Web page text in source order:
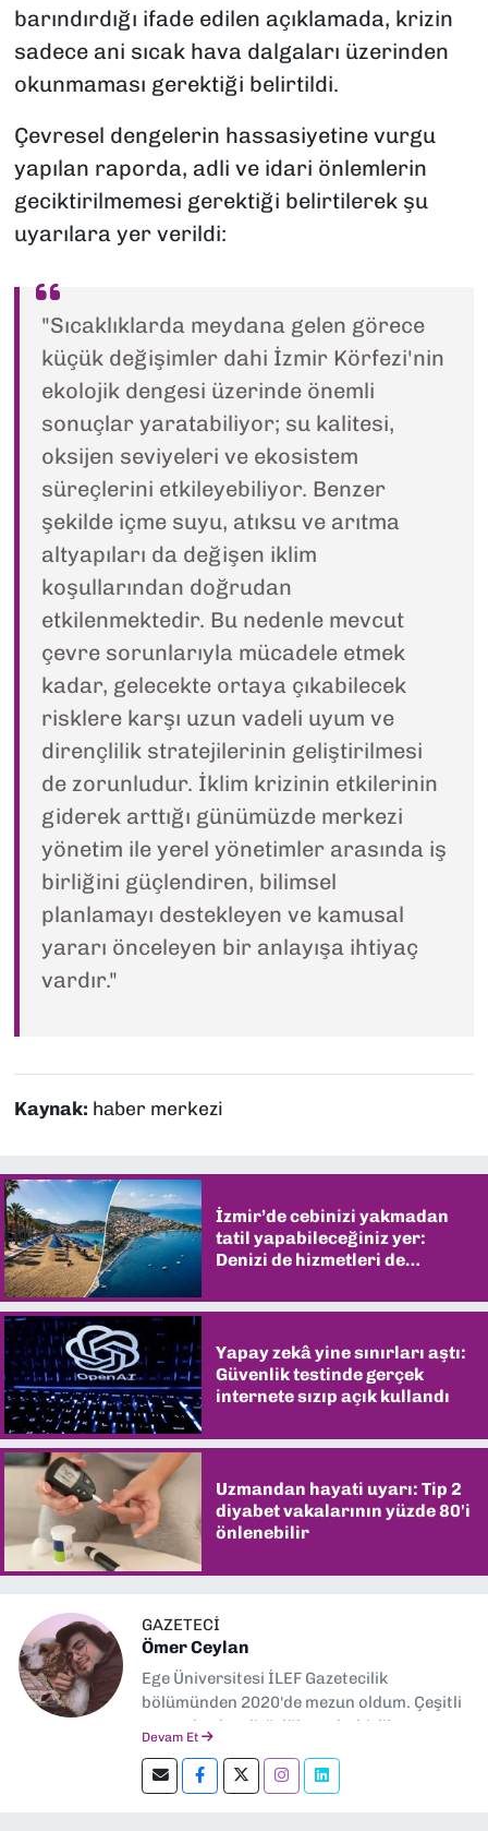
barındırdığı ifade edilen açıklamada, krizin
sadece ani sıcak hava dalgaları üzerinden
okunmaması gerektiği belirtildi.
Çevresel dengelerin hassasiyetine vurgu
yapılan raporda, adli ve idari önlemlerin
geciktirilmemesi gerektiği belirtilerek şu
uyarılara yer verildi:
"Sıcaklıklarda meydana gelen görece
küçük değişimler dahi İzmir Körfezi'nin
ekolojik dengesi üzerinde önemli
sonuçlar yaratabiliyor; su kalitesi,
oksijen seviyeleri ve ekosistem
süreçlerini etkileyebiliyor. Benzer
şekilde içme suyu, atıksu ve arıtma
altyapıları da değişen iklim
koşullarından doğrudan
etkilenmektedir. Bu nedenle mevcut
çevre sorunlarıyla mücadele etmek
kadar, gelecekte ortaya çıkabilecek
risklere karşı uzun vadeli uyum ve
dirençlilik stratejilerinin geliştirilmesi
de zorunludur. İklim krizinin etkilerinin
giderek arttığı günümüzde merkezi
yönetim ile yerel yönetimler arasında iş
birliğini güçlendiren, bilimsel
planlamayı destekleyen ve kamusal
yararı önceleyen bir anlayışa ihtiyaç
vardır."
Kaynak: haber merkezi
İzmir’de cebinizi yakmadan
tatil yapabileceğiniz yer:
Denizi de hizmetleri de
Yapay zekâ yine sınırları aştı:
Güvenlik testinde gerçek
internete sızıp açık kullandı
Uzmandan hayati uyarı: Tip 2
diyabet vakalarının yüzde 80'i
önlenebilir
GAZETECİ
Ömer Ceylan
Ege Üniversitesi İLEF Gazetecilik
bölümünden 2020'de mezun oldum. Çeşitli
gazetelerde editörlük, muhabirlik yaptım.
editörlük yapıyorum.
Devam Et